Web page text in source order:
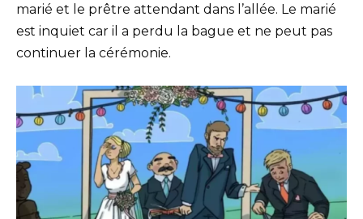
marié et le prêtre attendant dans l’allée. Le marié
est inquiet car il a perdu la bague et ne peut pas
continuer la cérémonie.